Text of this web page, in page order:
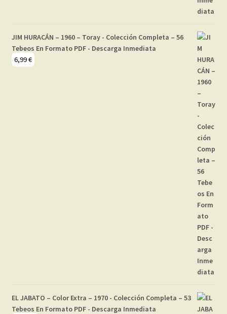
JIM HURACÁN – 1960 – Toray - Colección Completa – 56
Tebeos En Formato PDF - Descarga Inmediata
6,99€
EL JABATO – Color Extra – 1970 - Colección Completa – 53
Tebeos En Formato PDF - Descarga Inmediata